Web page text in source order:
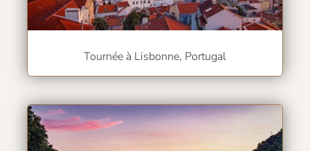
Tournée à Lisbonne, Portugal